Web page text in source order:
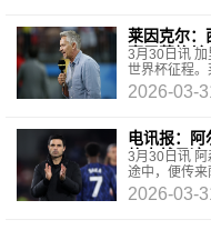
莱因克尔：
高于英格兰
3月30日讯 加
世界杯征程
“世界杯现在
2026-03-
电讯报：阿
格森就是这
3月30日讯
途中，便传
球员开始退出
2026-03-